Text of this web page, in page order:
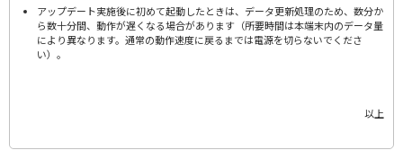
アップデート実施後に初めて起動したときは、データ更新処理のため、数分か
ら数十分間、動作が遅くなる場合があります（所要時間は本端末内のデータ量
により異なります。通常の動作速度に戻るまでは電源を切らないでくださ
い）。
以上